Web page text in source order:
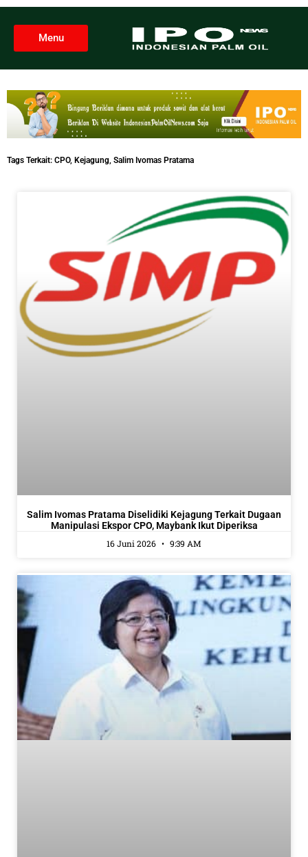
Menu
Tags Terkait: CPO, Kejagung, Salim Ivomas Pratama
Salim Ivomas Pratama Diselidiki Kejagung Terkait Dugaan
Manipulasi Ekspor CPO, Maybank Ikut Diperiksa
16 Juni 2026
9:39 AM